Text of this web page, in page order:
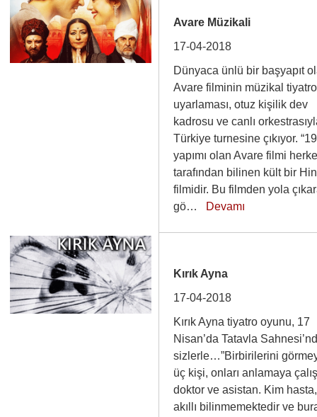
Avare Müzikali
17-04-2018
Dünyaca ünlü bir başyapıt
Avare filminin müzikal tiyatro
uyarlaması, otuz kişilik dev
kadrosu ve canlı
Türkiye turnesine çıkıyor.
yapımı olan Avare filmi
tarafından bilinen kült bir
filmidir. Bu filmden yola
gö… Devamı
Kırık Ayna
17-04-2018
Kırık Ayna tiyatro oyunu, 17
Nisan’da Tatavla
sizlerle…”Birbirilerini
üç kişi, onları anlamaya
doktor ve asistan. Kim
akıllı bilinmemektedir ve